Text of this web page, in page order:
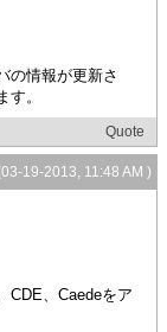
の情報が更新さ
。
Quote
19-2013, 11:48 AM )
CDE、Caedeをア